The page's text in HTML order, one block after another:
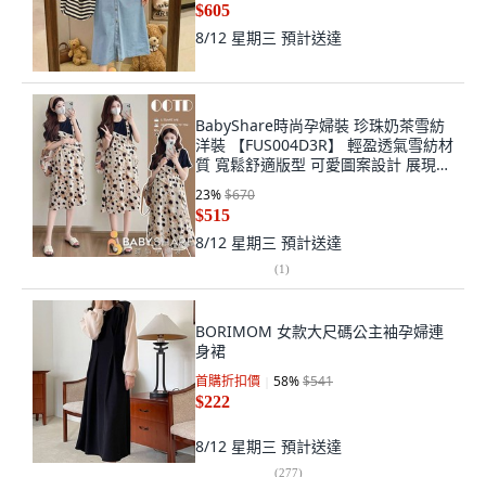
$605
8/12 星期三 預計送達
BabyShare時尚孕婦裝 珍珠奶茶雪紡
洋裝 【FUS004D3R】 輕盈透氣雪紡材
質 寬鬆舒適版型 可愛圖案設計 展現孕
媽咪時尚風格
23%$670
$515
8/12 星期三 預計送達
(1)
BORIMOM 女款大尺碼公主袖孕婦連
身裙
首購折扣價 58%$541
$222
8/12 星期三 預計送達
(277)